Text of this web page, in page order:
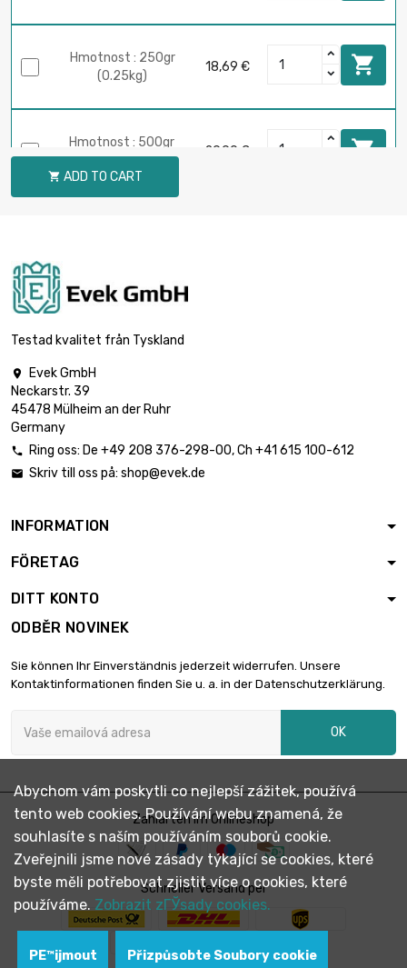
Hmotnost : 250gr
(0.25kg)
18,69 € 
Hmotnost : 500gr
(0.5kg)
29,90 € 
Hmotnost : 2500gr
(2.5kg)
Hmotnost : 5000gr
 ADD TO CART
Testad kvalitet från Tyskland

Evek GmbH
Neckarstr. 39
45478 Mülheim an der Ruhr
Germany
 Ring oss: De +49 208 376-298-00, Ch +41 615 100-612
 Skriv till oss på: shop@evek.de
INFORMATION
FÖRETAG
DITT KONTO
ODBĚR NOVINEK
Sie können Ihr Einverständnis jederzeit widerrufen. Unsere
Kontaktinformationen finden Sie u. a. in der Datenschutzerklärung.
OK
Zahlarten im Onlineshop
Schneller Versand per
Abychom vám poskytli co nejlepší zážitek, používá
tento web cookies. Používání webu znamená, že
souhlasíte s naším používáním souborů cookie.
Zveřejnili jsme nové zásady týkající se cookies, které
byste měli potřebovat zjistit více o cookies, které
používáme. Zobrazit zГЎsady cookies.
PЕ™ijmout Přizpůsobte Soubory cookie